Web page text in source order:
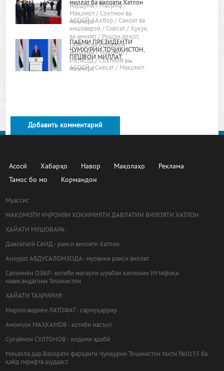
мардумӣ / Маориф /
Мақомот / Сохтмон ва
меъморӣ
миллат ба вилояти Хатлон
АСОСӢ / Ахбор / Саноат ва
кишоварзӣ / Сиёсат / Ҳуқуқ
ва амният / Рушди деҳот,
сайёҳӣ ва ҳунарҳои
мардумӣ / Мақомот /
Иқтисод / Сохтмон ва
меъморӣ
ПАЁМИ ПРЕЗИДЕНТИ
ҶУМҲУРИИ ТОҶИКИСТОН,
ПЕШВОИ МИЛЛАТ,
МУҲТАРАМ ЭМОМАЛӢ
РАҲМОН БА МАҶЛИСИ ОЛӢ
АСОСӢ / Сиёсат / Мақомот
Добавить комментарий
Асосӣ Хабарҳо Навор Мақолаҳо
Реклама
Тамос бо мо
Кормандон
Муассис:
МАҚОМОТИ ИҶРОИЯИ ҲОКИМИЯТИ ДАВЛАТИИ ВИЛОЯТИ ХАТЛОН
ҲАЙАТИ МУШОВАРА:
Давлаталӣ САИД - раиси вилояти Хатлон
Анзурат АБДУСАЛОМЗОДА - муовини раиси вилоят
Салимиён ОЗАР - котиби масъули шуъбаи хатлонии Иттифоқи
нависандагони Тоҷикистон
ҲАЙАТИ ТАҲРИРИЯ:
Мирзосаидиён ЛАТОФАТ - сармуҳаррир
Амонҷон МАҲКАМОВ - котиби масъул
Сулаймон СУЛТОНОВ - ходими адабӣ
Маҷалла дар Вазорати фарҳанги Ҷумҳурии Тоҷикистон таҳти №0155 ба
қайд гирифта шудааст.